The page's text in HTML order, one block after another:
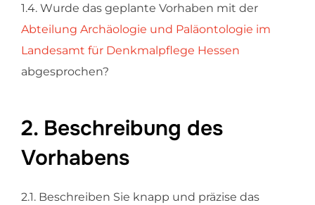
1.4. Wurde das geplante Vorhaben mit der
Abteilung Archäologie und Paläontologie im
Landesamt für Denkmalpflege Hessen
abgesprochen?
2. Beschreibung des
Vorhabens
2.1. Beschreiben Sie knapp und präzise das